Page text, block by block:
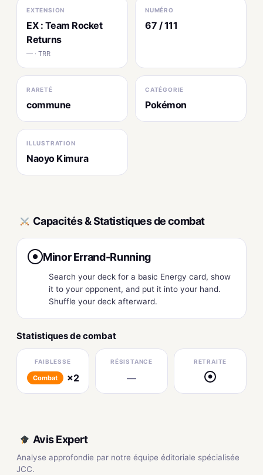
EXTENSION
EX : Team Rocket
Returns
— · TRR
NUMÉRO
67 / 111
RARETÉ
commune
CATÉGORIE
Pokémon
ILLUSTRATION
Naoyo Kimura
Capacités & Statistiques de combat
● Minor Errand-Running
Search your deck for a basic Energy card, show
it to your opponent, and put it into your hand.
Shuffle your deck afterward.
Statistiques de combat
FAIBLESSE
Combat ×2
RÉSISTANCE
—
RETRAITE
●
Avis Expert
Analyse approfondie par notre équipe éditoriale spécialisée
JCC.